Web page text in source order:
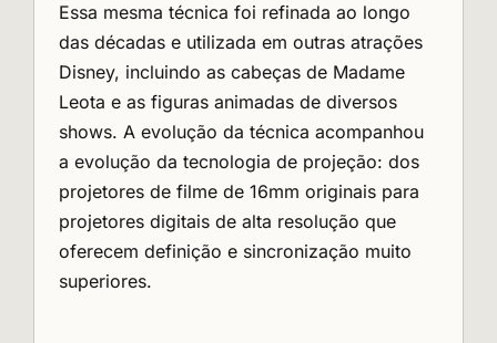
Essa mesma técnica foi refinada ao longo
das décadas e utilizada em outras atrações
Disney, incluindo as cabeças de Madame
Leota e as figuras animadas de diversos
shows. A evolução da técnica acompanhou
a evolução da tecnologia de projeção: dos
projetores de filme de 16mm originais para
projetores digitais de alta resolução que
oferecem definição e sincronização muito
superiores.